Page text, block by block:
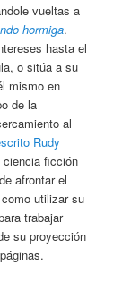
vueltas a
hormiga.
hasta el
o sitúa a su
mismo en
de la
al
Rudy
ficción
afrontar el
utilizar su
trabajar
su proyección